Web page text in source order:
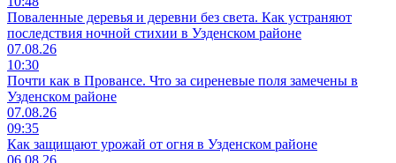
Поваленные деревья и деревни без света. Как устраняют
последствия ночной стихии в Узденском районе
07.08.26
10:30
Почти как в Провансе. Что за сиреневые поля замечены в
Узденском районе
07.08.26
09:35
Как защищают урожай от огня в Узденском районе
06.08.26